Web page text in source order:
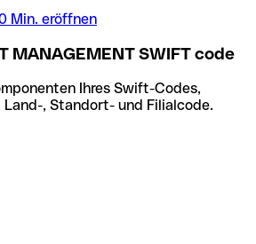
Min. eröffnen
MANAGEMENT SWIFT code
Ihres Swift-Codes,
, Standort- und Filialcode.